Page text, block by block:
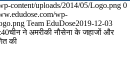
31 जुलाई 2026
content/uploads/2014/05/Logo.png 0
wp-
Team EduDose2019-12-03
चीन ने अमरीकी नौसेना के जहाजों और
की